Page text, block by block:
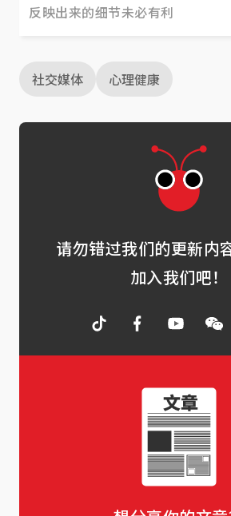
反映出来的细节未必有利
社交媒体 心理健康
请勿错过我们的更新内
加入我们吧！